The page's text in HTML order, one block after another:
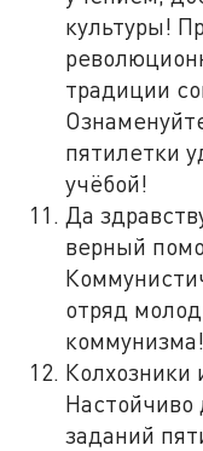
культуры!
традиции
пятилетки
учёбой!
Да
верный
отряд
Колхозники
Настойчиво
заданий